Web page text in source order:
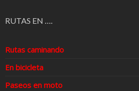
RUTAS EN ….
Rutas caminando
En bicicleta
Paseos en moto